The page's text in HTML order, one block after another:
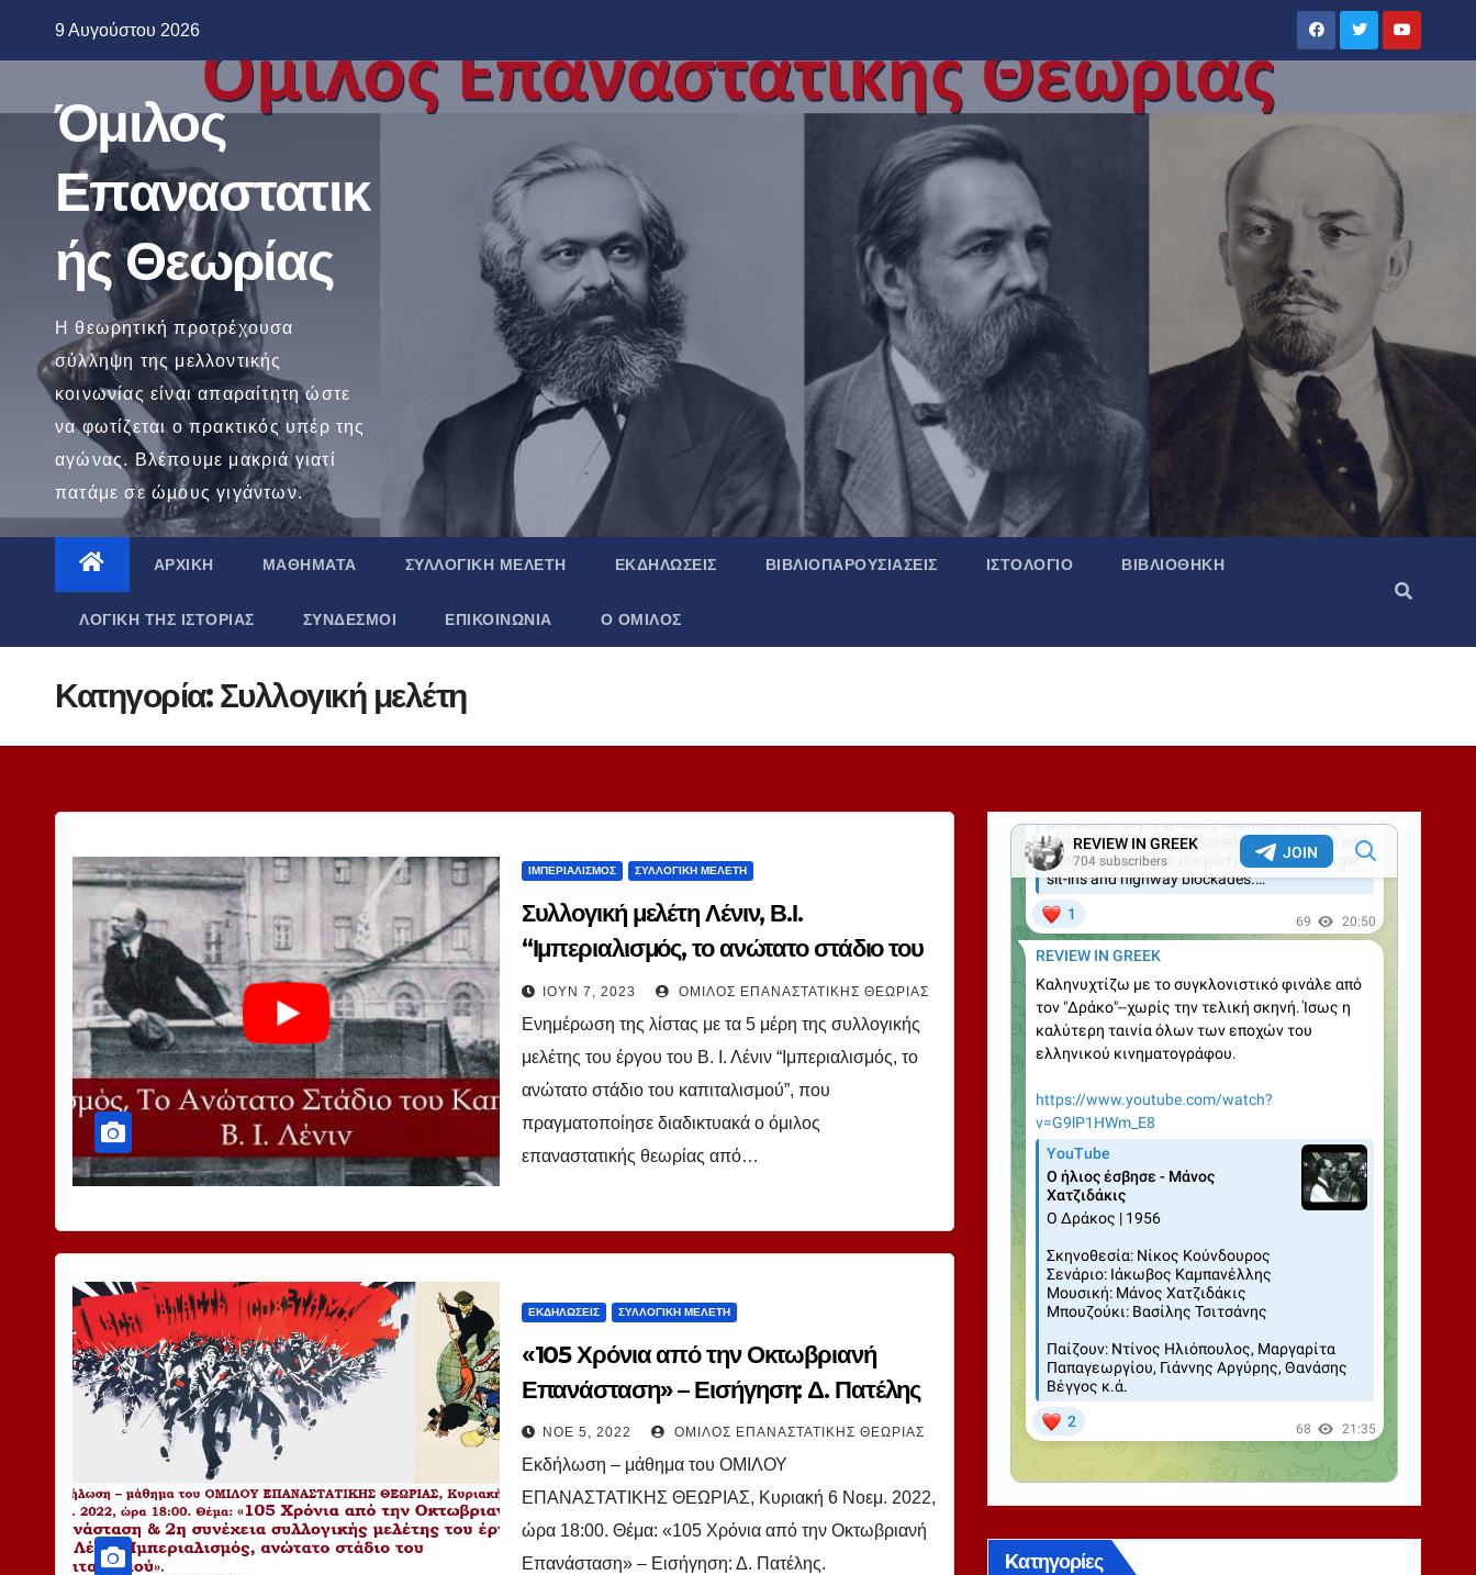
9 Αυγούστου 2026
Όμιλος
Επαναστατικ
ής Θεωρίας
Η θεωρητική προτρέχουσα
σύλληψη της μελλοντικής
κοινωνίας είναι απαραίτητη ώστε
να φωτίζεται ο πρακτικός υπέρ της
αγώνας. Βλέπουμε μακριά γιατί
πατάμε σε ώμους γιγάντων.
ΑΡΧΙΚΉ ΜΑΘΉΜΑΤΑ ΣΥΛΛΟΓΙΚΉ ΜΕΛΈΤΗ ΕΚΔΗΛΏΣΕΙΣ ΒΙΒΛΙΟΠΑΡΟΥΣΙΆΣΕΙΣ ΙΣΤΟΛΌΓΙΟ ΒΙΒΛΙΟΘΉΚΗ
ΛΟΓΙΚΉ ΤΗΣ ΙΣΤΟΡΊΑΣ ΣΎΝΔΕΣΜΟΙ ΕΠΙΚΟΙΝΩΝΊΑ Ο ΌΜΙΛΟΣ
Κατηγορία:Συλλογική μελέτη
ΙΜΠΕΡΙΑΛΙΣΜΌΣ ΣΥΛΛΟΓΙΚΉ ΜΕΛΈΤΗ
Συλλογική μελέτη Λένιν, Β.Ι.
“Ιμπεριαλισμός, το ανώτατο στάδιο του
καπιταλισμού”
ΙΟΎΝ 7, 2023 ΌΜΙΛΟΣ ΕΠΑΝΑΣΤΑΤΙΚΉΣ ΘΕΩΡΊΑΣ
Ενημέρωση της λίστας με τα 5 μέρη της συλλογικής
μελέτης του έργου του Β. Ι. Λένιν “Ιμπεριαλισμός, το
ανώτατο στάδιο του καπιταλισμού”, που
πραγματοποίησε διαδικτυακά ο όμιλος
επαναστατικής θεωρίας από…
ΕΚΔΗΛΏΣΕΙΣ ΣΥΛΛΟΓΙΚΉ ΜΕΛΈΤΗ
«105 Χρόνια από την Οκτωβριανή
Επανάσταση» – Εισήγηση: Δ. Πατέλης
ΝΟΈ 5, 2022 ΌΜΙΛΟΣ ΕΠΑΝΑΣΤΑΤΙΚΉΣ ΘΕΩΡΊΑΣ
Εκδήλωση – μάθημα του ΟΜΙΛΟΥ
ΕΠΑΝΑΣΤΑΤΙΚΗΣ ΘΕΩΡΙΑΣ, Κυριακή 6 Νοεμ. 2022,
ώρα 18:00. Θέμα: «105 Χρόνια από την Οκτωβριανή
Επανάσταση» – Εισήγηση: Δ. Πατέλης.
Kατηγορίες